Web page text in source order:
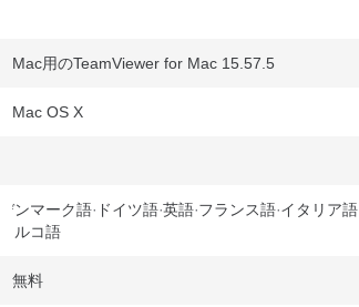
Mac用のTeamViewer for Mac 15.57.5
Mac OS X
デンマーク語 ドイツ語 英語 フランス語 イタリア語
トルコ語
無料